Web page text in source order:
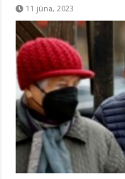
11 júna, 2023